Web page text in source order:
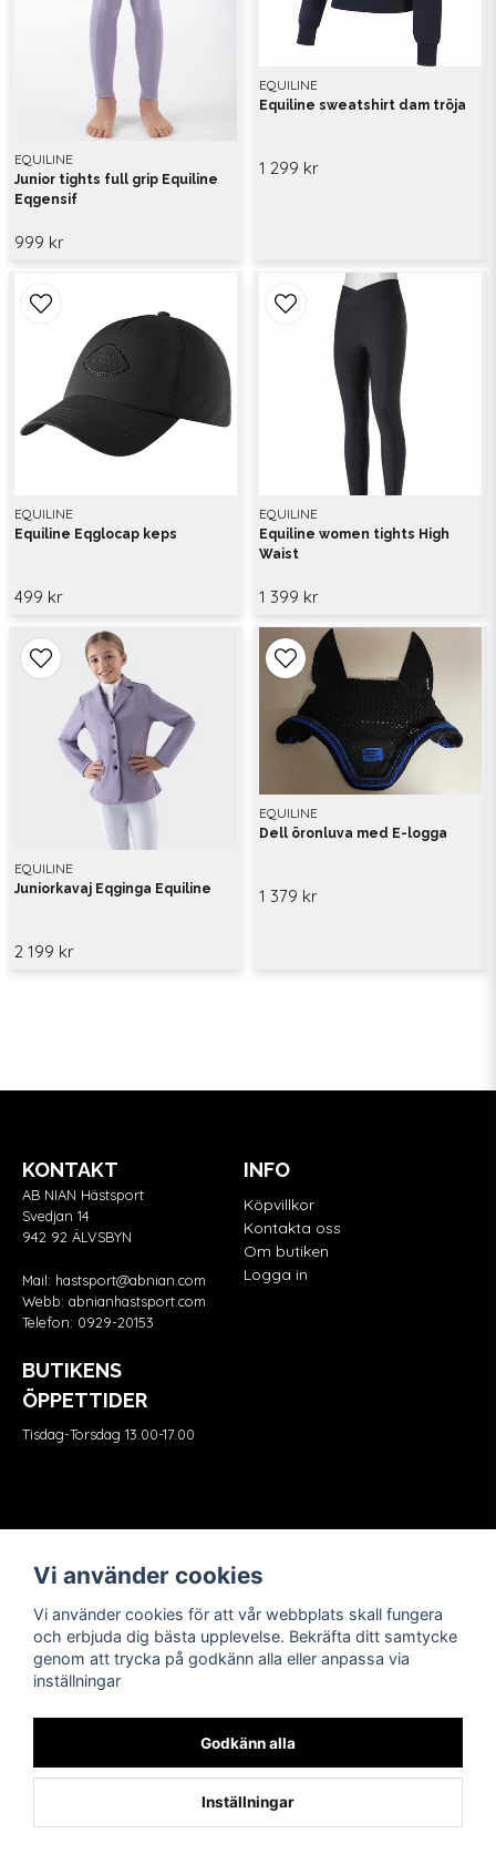
EQUILINE
Junior tights full grip Equiline
Eqgensif
999 kr
EQUILINE
Equiline sweatshirt dam tröja
1 299 kr
EQUILINE
Equiline Eqglocap keps
499 kr
EQUILINE
Equiline women tights High
Waist
1 399 kr
EQUILINE
Juniorkavaj Eqginga Equiline
2 199 kr
EQUILINE
Dell öronluva med E-logga
1 379 kr
KONTAKT
AB NIAN Hästsport
Svedjan 14
942 92 ÄLVSBYN
Mail: hastsport@abnian.com
Webb: abnianhastsport.com
Telefon: 0929-20153
BUTIKENS
ÖPPETTIDER
Tisdag-Torsdag 13.00-17.00
INFO
Köpvillkor
Kontakta oss
Om butiken
Logga in
Vi använder cookies
Vi använder cookies för att vår webbplats skall fungera
och erbjuda dig bästa upplevelse. Bekräfta ditt samtycke
genom att trycka på godkänn alla eller anpassa via
inställningar
Godkänn alla
Inställningar